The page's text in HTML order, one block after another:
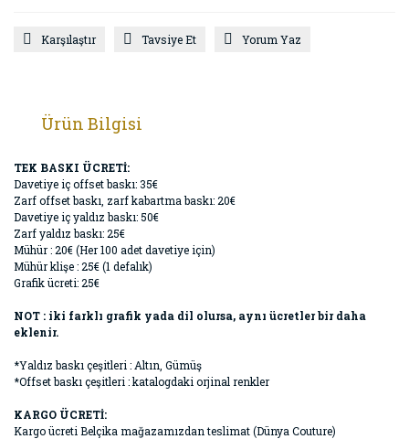
Karşılaştır Tavsiye Et Yorum Yaz
Ürün Bilgisi
TEK BASKI ÜCRETİ:
Davetiye iç offset baskı: 35€
Zarf offset baskı, zarf kabartma baskı: 20€
Davetiye iç yaldız baskı: 50€
Zarf yaldız baskı: 25€
Mühür : 20€ (Her 100 adet davetiye için)
Mühür klişe : 25€ (1 defalık)
Grafik ücreti: 25€
NOT : iki farklı grafik yada dil olursa, aynı ücretler bir daha
eklenir.
*Yaldız baskı çeşitleri : Altın, Gümüş
*Offset baskı çeşitleri : katalogdaki orjinal renkler
KARGO ÜCRETİ:
Kargo ücreti Belçika mağazamızdan teslimat (Dünya Couture)